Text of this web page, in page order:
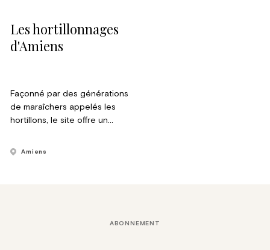
Les hortillonnages
d'Amiens
Façonné par des générations
de maraîchers appelés les
hortillons, le site offre un
Les Hortillonnages sont
Amiens
ABONNEMENT